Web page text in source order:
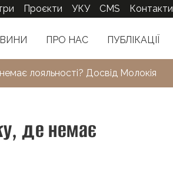
ПРО НАС ПУБЛІКАЦІЇ
Проєкти УКУ CMS Контакти
лояльності? Досвід Молокія
де немає